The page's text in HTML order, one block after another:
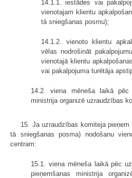
14.1.1. iestādes vai
vienotajam klientu
tā sniegšanas posmu);
14.1.2. vienoto klientu
vēlas nodrošināt
vienotajā klientu
vai pakalpojuma turētāja
14.2. viena mēneša laikā pēc
ministrija organizē uzraudzības
15. Ja uzraudzības komiteja
tā sniegšanas posma) nodošanu
centram:
15.1. viena mēneša laikā pēc
pieņemšanas ministrija